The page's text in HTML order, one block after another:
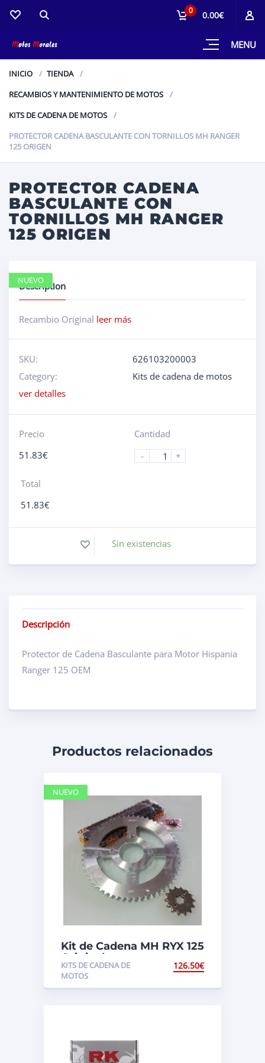
MENU
0 0.00€
INICIO
TIENDA
RECAMBIOS Y MANTENIMIENTO DE MOTOS
KITS DE CADENA DE MOTOS
PROTECTOR CADENA BASCULANTE CON TORNILLOS MH RANGER
125 ORIGEN
PROTECTOR CADENA
BASCULANTE CON
TORNILLOS MH RANGER
125 ORIGEN
Description
Recambio Original leer más
SKU:
626103200003
Category:
Kits de cadena de motos
ver detalles
Precio
51.83€
Cantidad
-
+
Total
51.83€
Sin existencias
NUEVO
Descripción
Protector de Cadena Basculante para Motor Hispania
Ranger 125 OEM
Productos relacionados
Kit de Cadena MH RYX 125
Original
KITS DE CADENA DE
MOTOS
126.50€
NUEVO